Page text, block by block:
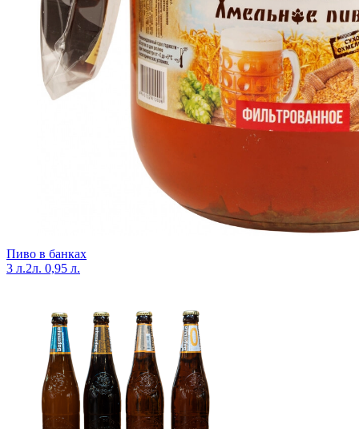
Пиво в банках
3 л.2л. 0,95 л.